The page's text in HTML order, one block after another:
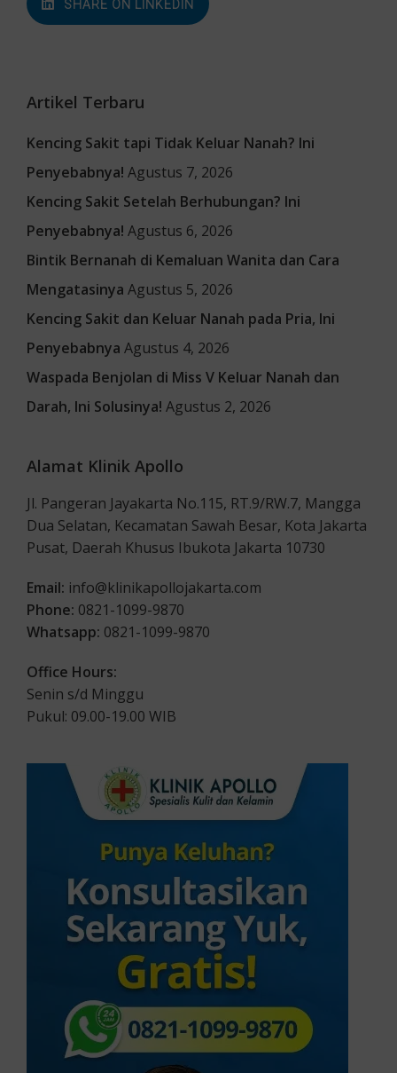
SHARE ON LINKEDIN
Artikel Terbaru
Kencing Sakit tapi Tidak Keluar Nanah? Ini
Penyebabnya! Agustus 7, 2026
Kencing Sakit Setelah Berhubungan? Ini
Penyebabnya! Agustus 6, 2026
Bintik Bernanah di Kemaluan Wanita dan Cara
Mengatasinya Agustus 5, 2026
Kencing Sakit dan Keluar Nanah pada Pria, Ini
Penyebabnya Agustus 4, 2026
Waspada Benjolan di Miss V Keluar Nanah dan
Darah, Ini Solusinya! Agustus 2, 2026
Alamat Klinik Apollo
Jl. Pangeran Jayakarta No.115, RT.9/RW.7, Mangga
Dua Selatan, Kecamatan Sawah Besar, Kota Jakarta
Pusat, Daerah Khusus Ibukota Jakarta 10730
Email: info@klinikapollojakarta.com
Phone: 0821-1099-9870
Whatsapp: 0821-1099-9870
Office Hours:
Senin s/d Minggu
Pukul: 09.00-19.00 WIB